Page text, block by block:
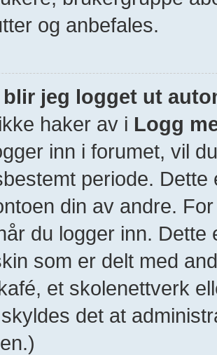
og anbefales.
jeg logget ut
haker av i Logg
inn i forumet, vil
periode.
din av andre.
du logger inn.
som er delt med
et skolenettverk
det at